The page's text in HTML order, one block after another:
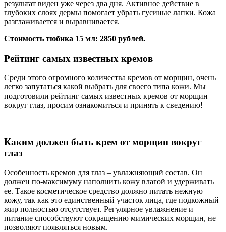
результат виден уже через два дня. Активное действие в
глубоких слоях дермы помогает убрать гусиные лапки. Кожа
разглаживается и выравнивается.
Стоимость тюбика 15 мл: 2850 рублей.
Рейтинг самых известных кремов
Среди этого огромного количества кремов от морщин, очень
легко запутаться какой выбрать для своего типа кожи. Мы
подготовили рейтинг самых известных кремов от морщин
вокруг глаз, просим ознакомиться и принять к сведению!
Каким должен быть крем от морщин вокруг
глаз
Особенность кремов для глаз – увлажняющий состав. Он
должен по-максимуму наполнить кожу влагой и удерживать
ее. Такое косметическое средство должно питать нежную
кожу, так как это единственный участок лица, где подкожный
жир полностью отсутствует. Регулярное увлажнение и
питание способствуют сокращению мимических морщин, не
позволяют появляться новым.